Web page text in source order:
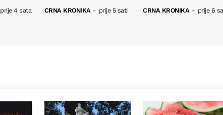
prije 4 sata CRNA KRONIKA - prije 5 sati CRNA KRONIKA - prije 6